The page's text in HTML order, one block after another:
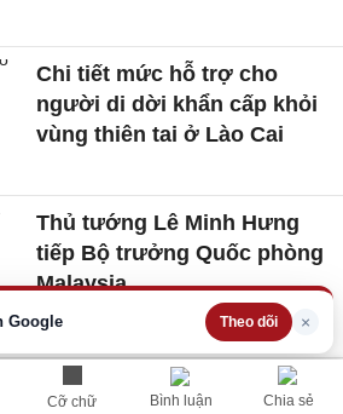
Cỡ chữ Bình luận Chia sẻ
Google Theo dõi ×
Chi tiết mức hỗ trợ cho
người di dời khẩn cấp khỏi
vùng thiên tai ở Lào Cai
Thủ tướng Lê Minh Hưng
tiếp Bộ trưởng Quốc phòng
Malaysia
Xem thêm